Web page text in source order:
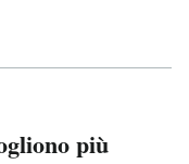
più